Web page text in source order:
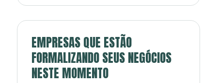
EMPRESAS QUE ESTÃO
FORMALIZANDO SEUS NEGÓCIOS
NESTE MOMENTO